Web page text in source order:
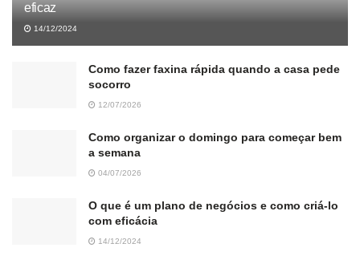
eficaz
14/12/2024
Como fazer faxina rápida quando a casa pede
socorro
12/07/2026
Como organizar o domingo para começar bem
a semana
04/07/2026
O que é um plano de negócios e como criá-lo
com eficácia
14/12/2024